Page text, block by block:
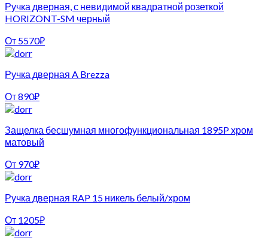
Ручка дверная, с невидимой квадратной розеткой
HORIZONT-SM черный
От 5570₽
Ручка дверная A Brezza
От890₽
Защелка бесшумная многофункциональная 1895P хром
матовый
От 970₽
Ручка дверная RAP 15 никель белый/хром
От 1205₽